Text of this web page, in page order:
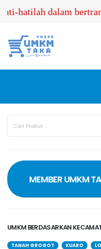
dalam bertransaksi !!!
MEMBER UMKM
UMKM BERDASARKAN
TANAH GROGOT KUARO